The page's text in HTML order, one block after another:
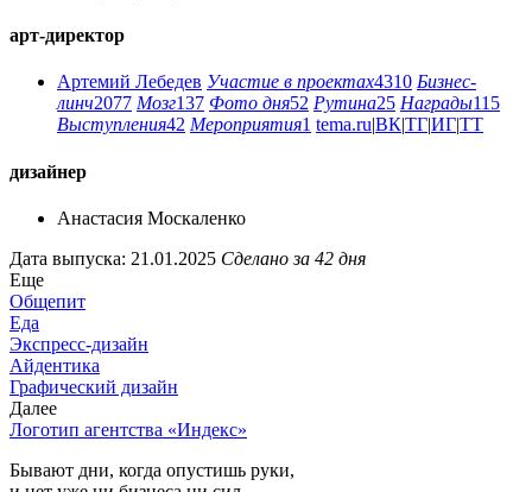
арт-директор
Артемий Лебедев Участие в проектах4310 Бизнес-
линч2077 Мозг137 Фото дня52 Рутина25 Награды115
Выступления42 Мероприятия1 tema.ru|ВК|ТГ|ИГ|ТТ
дизайнер
Анастасия Москаленко
Дата выпуска: 21.01.2025 Сделано за 42 дня
Еще
Общепит
Еда
Экспресс-дизайн
Айдентика
Графический дизайн
Далее
Логотип агентства «Индекс»
Бывают дни, когда опустишь руки,